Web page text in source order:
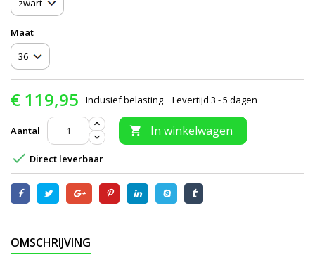
Maat
€ 119,95 Inclusief belasting Levertijd 3 - 5 dagen
Aantal  In winkelwagen
 Direct leverbaar
OMSCHRIJVING